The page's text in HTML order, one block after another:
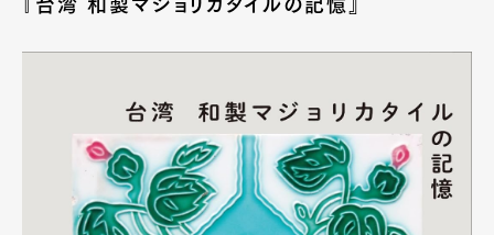
『台湾 和製マジョリカタイルの記憶』